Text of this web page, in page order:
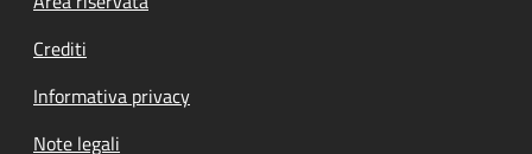
Crediti
Informativa privacy
Note legali